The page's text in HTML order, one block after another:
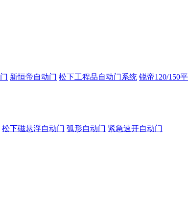
新恒帝自动门 松下工程品自动门系统 锐帝120/150
松下磁悬浮自动门 弧形自动门 紧急速开自动门